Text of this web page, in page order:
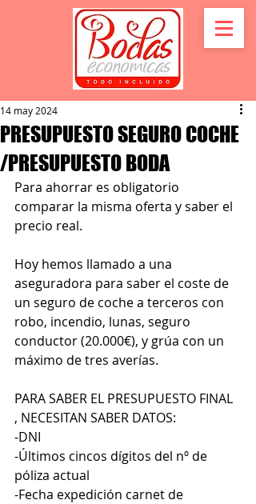
PRESUPUESTO SEGURO COCHE
/PRESUPUESTO BODA
14 may 2024
Para ahorrar es obligatorio
comparar la misma oferta y saber el
precio real.
Hoy hemos llamado a una
aseguradora para saber el coste de
un seguro de coche a terceros con
robo, incendio, lunas, seguro
conductor (20.000€), y grúa con un
máximo de tres averías.
PARA SABER EL PRESUPUESTO FINAL
, NECESITAN SABER DATOS:
-DNI
-Últimos cincos dígitos del nº de
póliza actual
-Fecha expedición carnet de